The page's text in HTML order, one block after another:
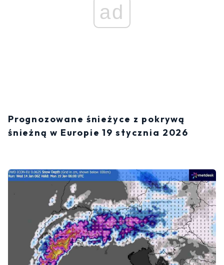
ad
Prognozowane śnieżyce z pokrywą
śnieżną w Europie 19 stycznia 2026